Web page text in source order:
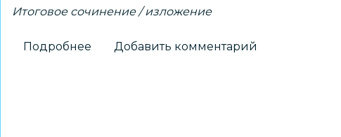
Итоговое сочинение / изложение
Подробнее Добавить комментарий